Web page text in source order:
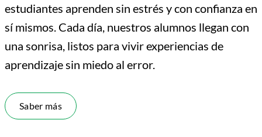
estudiantes aprenden sin estrés y con confianza en
sí mismos. Cada día, nuestros alumnos llegan con
una sonrisa, listos para vivir experiencias de
aprendizaje sin miedo al error.
Saber más